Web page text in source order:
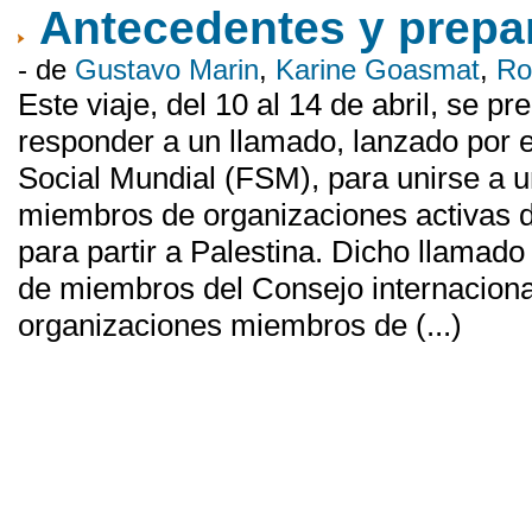
Antecedentes y
- de Gustavo Marin, Karine Goasmat,
Este viaje, del 10 al 14 de abril, se
responder a un llamado, lanzado por
Social Mundial (FSM), para unirse a
miembros de organizaciones activas
para partir a Palestina. Dicho
de miembros del Consejo
organizaciones miembros de (...)